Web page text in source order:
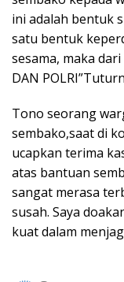
ini adalah bentuk
satu bentuk
sesama, maka
DAN
Tono seorang
sembako,saat di
ucapkan terima
atas bantuan
sangat merasa
susah. Saya
kuat dalam